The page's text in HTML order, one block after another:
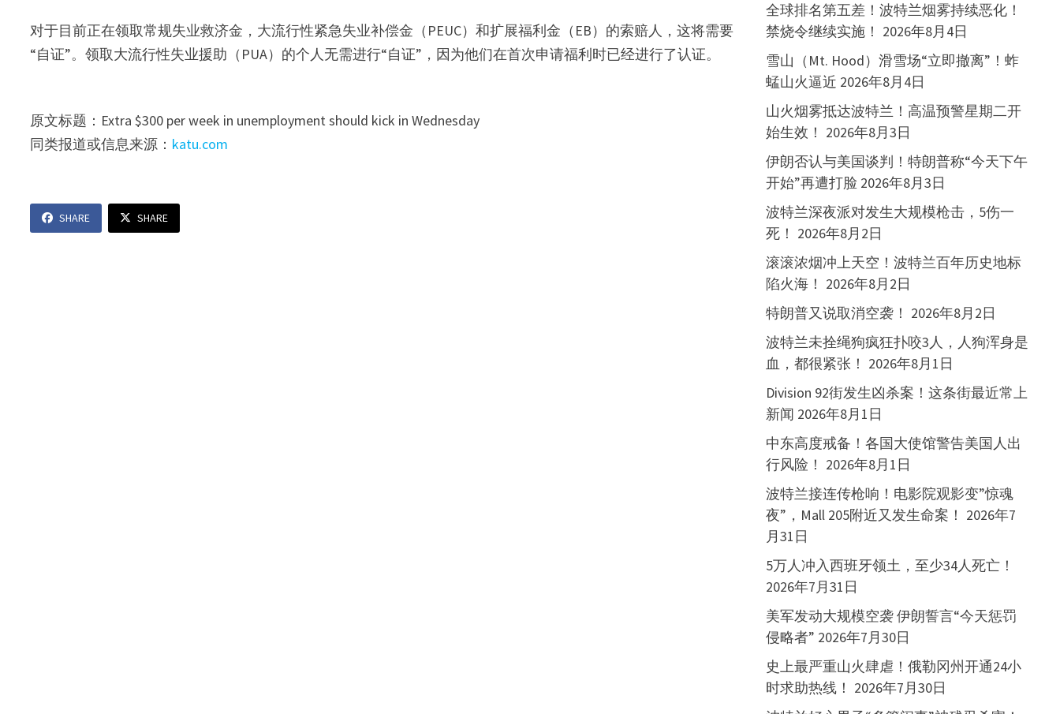
对于目前正在领取常规失业救济金，大流行性紧急失业补偿金（PEUC）和扩展福利金（EB）的索赔人，这将需要
“自证”。领取大流行性失业援助（PUA）的个人无需进行“自证”，因为他们在首次申请福利时已经进行了认证。
原文标题：Extra $300 per week in unemployment should kick in Wednesday
同类报道或信息来源： katu.com
SHARE SHARE
全球排名第五差！波特兰烟雾持续恶化！
禁烧令继续实施！ 2026年8月4日
雪山（Mt. Hood）滑雪场“立即撤离”！蚱
蜢山火逼近 2026年8月4日
山火烟雾抵达波特兰！高温预警星期二开
始生效！ 2026年8月3日
伊朗否认与美国谈判！特朗普称“今天下午
开始”再遭打脸 2026年8月3日
波特兰深夜派对发生大规模枪击，5伤一
死！ 2026年8月2日
滚滚浓烟冲上天空！波特兰百年历史地标
陷火海！ 2026年8月2日
特朗普又说取消空袭！ 2026年8月2日
波特兰未拴绳狗疯狂扑咬3人，人狗浑身是
血，都很紧张！ 2026年8月1日
Division 92街发生凶杀案！这条街最近常上
新闻 2026年8月1日
中东高度戒备！各国大使馆警告美国人出
行风险！ 2026年8月1日
波特兰接连传枪响！电影院观影变”惊魂
夜”，Mall 205附近又发生命案！ 2026年7
月31日
5万人冲入西班牙领土，至少34人死亡！
2026年7月31日
美军发动大规模空袭 伊朗誓言“今天惩罚
侵略者” 2026年7月30日
史上最严重山火肆虐！俄勒冈州开通24小
时求助热线！ 2026年7月30日